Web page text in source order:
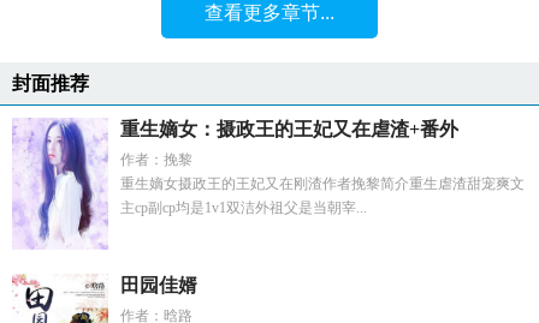
查看更多章节...
封面推荐
重生嫡女：摄政王的王妃又在虐渣+番外
作者：挽黎
重生嫡女摄政王的王妃又在刚渣作者挽黎简介重生虐渣甜宠爽文
主cp副cp均是1v1双洁外祖父是当朝宰...
田园佳婿
作者：晗路